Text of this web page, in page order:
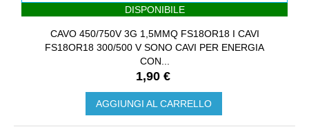
DISPONIBILE
CAVO 450/750V 3G 1,5MMQ FS18OR18 I CAVI
FS18OR18 300/500 V SONO CAVI PER ENERGIA
CON...
1,90 €
AGGIUNGI AL CARRELLO